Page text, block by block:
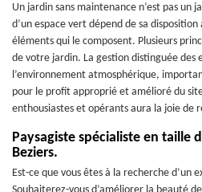
Un jardin sans maintenance n’est pas un
d’un espace vert dépend de sa
éléments qui le composent. Plusieurs
de votre jardin. La gestion distinguée des
l’environnement atmosphérique,
pour le profit approprié et amélioré du
enthousiastes et opérants aura la joie de
Paysagiste spécialiste en taille
Beziers.
Est-ce que vous êtes à la recherche d’un